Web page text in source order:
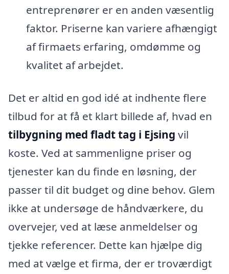
entreprenører er en anden væsentlig
faktor. Priserne kan variere afhængigt
af firmaets erfaring, omdømme og
kvalitet af arbejdet.
Det er altid en god idé at indhente flere
tilbud for at få et klart billede af, hvad en
tilbygning med fladt tag i Ejsing vil
koste. Ved at sammenligne priser og
tjenester kan du finde en løsning, der
passer til dit budget og dine behov. Glem
ikke at undersøge de håndværkere, du
overvejer, ved at læse anmeldelser og
tjekke referencer. Dette kan hjælpe dig
med at vælge et firma, der er troværdigt